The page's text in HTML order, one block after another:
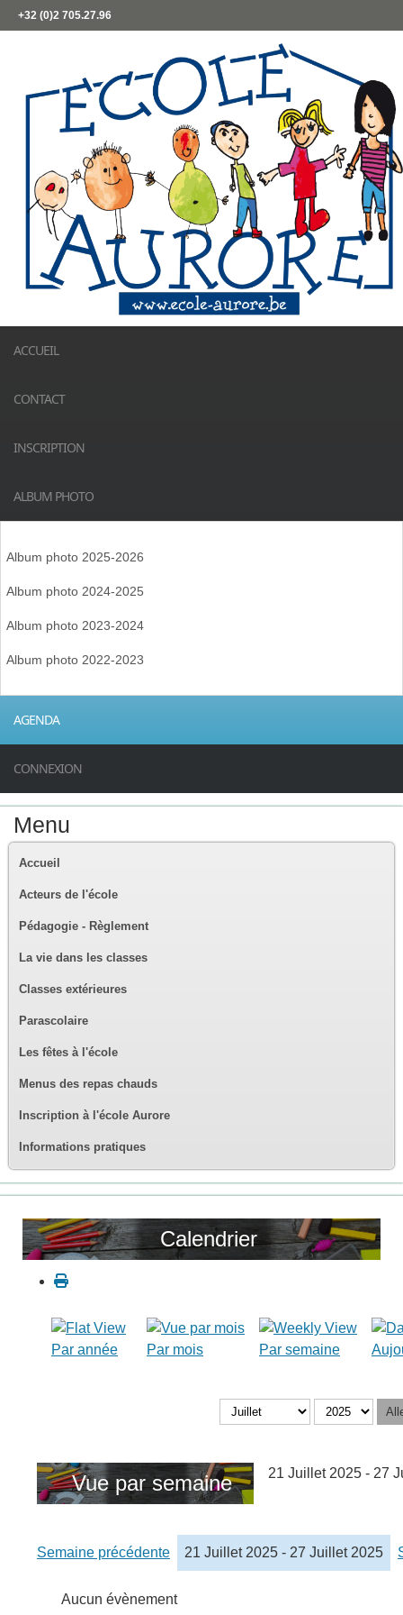
+32 (0)2 705.27.96
ACCUEIL
CONTACT
INSCRIPTION
ALBUM PHOTO
Album photo 2025-2026
Album photo 2024-2025
Album photo 2023-2024
Album photo 2022-2023
AGENDA
CONNEXION
Menu
Accueil
Acteurs de l'école
Pédagogie - Règlement
La vie dans les classes
Classes extérieures
Parascolaire
Les fêtes à l'école
Menus des repas chauds
Inscription à l'école Aurore
Informations pratiques
Calendrier
Par année Par mois Par semaine
Vue par semaine 21 Juillet 2025 - 27
Semaine précédente 21 Juillet 2025 - 27 Juillet 2025
Aucun évènement